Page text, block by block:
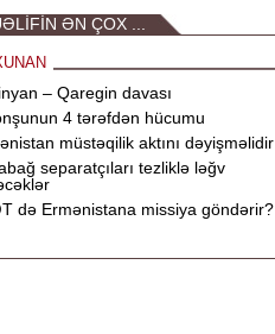
ƏN ÇOX ...
– Qaregin davası
4 tərəfdən hücumu
müstəqilik aktını dəyişməlidir
separatçıları tezliklə ləğv
də Ermənistana missiya göndərir?